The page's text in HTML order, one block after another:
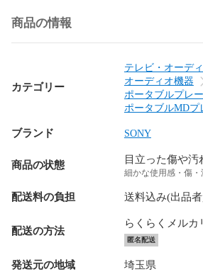
商品の情報
カテゴリー
テレビ・オーデ
オーディオ機器
ポータブルプレ
ポータブルMDプ
ブランド SONY
商品の状態 目立った傷や汚
細かな使用感・傷
配送料の負担 送料込み(出品
配送の方法
らくらくメルカ
匿名配送
発送元の地域 埼玉県